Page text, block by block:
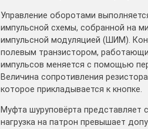
Управление оборотами
импульсной схемы, собранной на
импульсной модуляцией (ШИМ).
полевым транзистором,
импульсов меняется с помощью
Величина сопротивления
которое прикладывается к кнопке.
Муфта шуруповёрта представляет
нагрузка на патрон превышает